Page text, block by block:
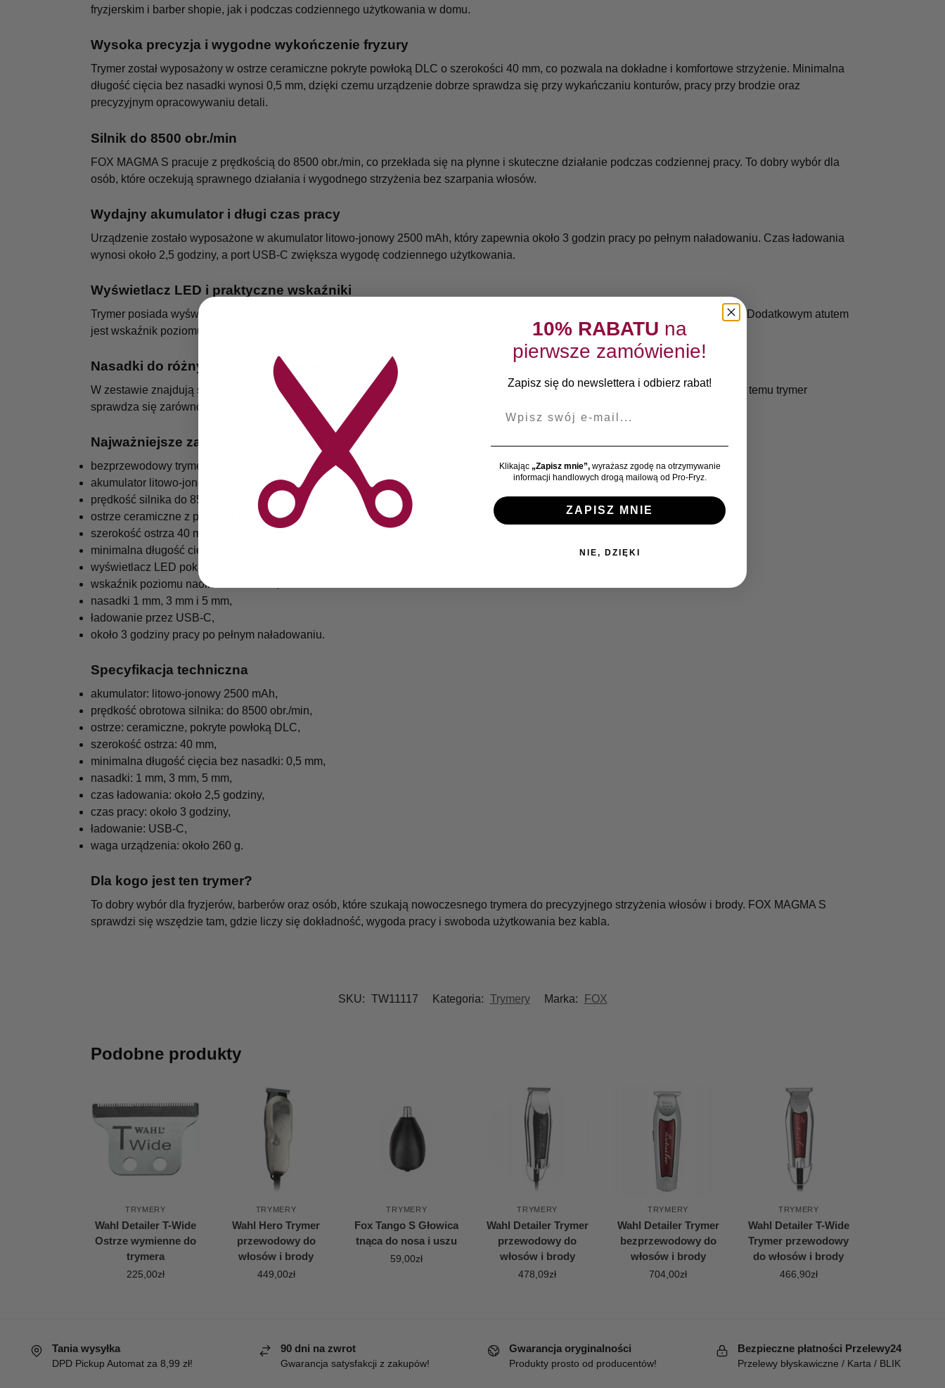
fryzjerskim i barber shopie, jak i podczas codziennego użytkowania w domu.
Wysoka precyzja i wygodne wykończenie fryzury
Trymer został wyposażony w ostrze ceramiczne pokryte powłoką DLC o szerokości 40 mm, co pozwala na dokładne i komfortowe strzyżenie. Minimalna
długość cięcia bez nasadki wynosi 0,5 mm, dzięki czemu urządzenie dobrze sprawdza się przy wykańczaniu konturów, pracy przy brodzie oraz
precyzyjnym opracowywaniu detali.
Silnik do 8500 obr./min
FOX MAGMA S pracuje z prędkością do 8500 obr./min, co przekłada się na płynne i skuteczne działanie podczas codziennej pracy. To dobry wybór dla
osób, które oczekują sprawnego działania i wygodnego strzyżenia bez szarpania włosów.
Wydajny akumulator i długi czas pracy
Urządzenie zostało wyposażone w akumulator litowo-jonowy 2500 mAh, który zapewnia około 3 godzin pracy po pełnym naładowaniu. Czas ładowania
wynosi około 2,5 godziny, a port USB-C zwiększa wygodę codziennego użytkowania.
Wyświetlacz LED i praktyczne wskaźniki
Trymer posiada wyświetlacz LED pokazujący poziom naładowania baterii, co ułatwia kontrolę nad gotowością urządzenia do pracy. Dodatkowym atutem
jest wskaźnik poziomu naoliwienia ostrza, który pomaga zadbać o odpowiednią konserwację sprzętu.
Nasadki do różnych długości cięcia
W zestawie znajdują się nasadki 1 mm, 3 mm i 5 mm, które pozwalają łatwo dopasować długość cięcia do wybranego efektu. Dzięki temu trymer
sprawdza się zarówno przy krótszym strzyżeniu, jak i przy precyzyjnym wyrównywaniu brody lub boków fryzury.
Najważniejsze zalety FOX MAGMA S
bezprzewodowy trymer do włosów i brody,
akumulator litowo-jonowy 2500 mAh,
prędkość silnika do 8500 obr./min,
ostrze ceramiczne z powłoką DLC,
szerokość ostrza 40 mm,
minimalna długość cięcia 0,5 mm,
wyświetlacz LED pokazujący poziom baterii,
wskaźnik poziomu naoliwienia ostrza,
nasadki 1 mm, 3 mm i 5 mm,
ładowanie przez USB-C,
około 3 godziny pracy po pełnym naładowaniu.
Specyfikacja techniczna
akumulator: litowo-jonowy 2500 mAh,
prędkość obrotowa silnika: do 8500 obr./min,
ostrze: ceramiczne, pokryte powłoką DLC,
szerokość ostrza: 40 mm,
minimalna długość cięcia bez nasadki: 0,5 mm,
nasadki: 1 mm, 3 mm, 5 mm,
czas ładowania: około 2,5 godziny,
czas pracy: około 3 godziny,
ładowanie: USB-C,
waga urządzenia: około 260 g.
Dla kogo jest ten trymer?
To dobry wybór dla fryzjerów, barberów oraz osób, które szukają nowoczesnego trymera do precyzyjnego strzyżenia włosów i brody. FOX MAGMA S
sprawdzi się wszędzie tam, gdzie liczy się dokładność, wygoda pracy i swoboda użytkowania bez kabla.
SKU: TW11117 Kategoria: Trymery Marka: FOX
Podobne produkty
TRYMERY
Wahl Detailer T-Wide
Ostrze wymienne do
trymera
225,00zł
TRYMERY
Wahl Hero Trymer
przewodowy do
włosów i brody
449,00zł
TRYMERY
Fox Tango S Głowica
tnąca do nosa i uszu
59,00zł
TRYMERY
Wahl Detailer Trymer
przewodowy do
włosów i brody
478,09zł
TRYMERY
Wahl Detailer Trymer
bezprzewodowy do
włosów i brody
704,00zł
TRYMERY
Wahl Detailer T-Wide
Trymer przewodowy
do włosów i brody
466,90zł
Tania wysyłka
DPD Pickup Automat za 8,99 zł!
90 dni na zwrot
Gwarancja satysfakcji z zakupów!
Gwarancja oryginalności
Produkty prosto od producentów!
Bezpieczne płatności Przelewy24
Przelewy błyskawiczne / Karta / BLIK
10% RABATU na
pierwsze zamówienie!
Zapisz się do newslettera i odbierz rabat!
Klikając „Zapisz mnie”,wyrażasz zgodę na otrzymywanie
informacji handlowych drogą mailową od Pro-Fryz.
ZAPISZ MNIE
NIE, DZIĘKI